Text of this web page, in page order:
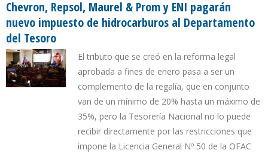
Chevron, Repsol, Maurel & Prom y ENI pagarán
nuevo impuesto de hidrocarburos al Departamento
del Tesoro
El tributo que se creó en la reforma legal
aprobada a fines de enero pasa a ser un
complemento de la regalía, que en conjunto
van de un mínimo de 20% hasta un máximo de
35%, pero la Tesorería Nacional no lo puede
recibir directamente por las restricciones que
impone la Licencia General Nº 50 de la OFAC